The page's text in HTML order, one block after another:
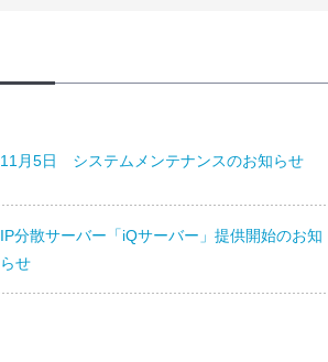
11月5日 システムメンテナンスのお知らせ
IP分散サーバー「iQサーバー」提供開始のお知
らせ